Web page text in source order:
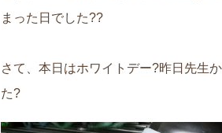
まった日でした??
さて、本日はホワイトデー?昨日先生
た?